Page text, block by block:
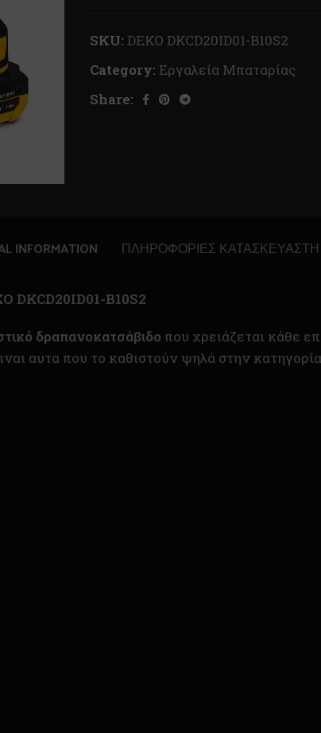
SKU: DEKO DKCD20ID01-B10S2
Category: Εργαλεία Μπαταρίας
Share:
INFORMATION ΠΛΗΡΟΦΟΡΊΕΣ ΚΑΤΑΣΚΕΥΑΣΤΉ
DKCD20ID01-B10S2
δραπανοκατσάβιδο που χρειάζεται κάθε
αυτα που το καθιστούν ψηλά στην